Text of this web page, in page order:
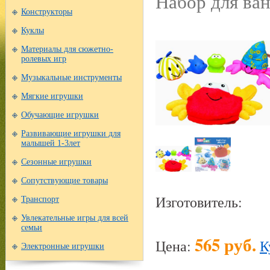
Конструкторы
Куклы
Материалы для сюжетно-
ролевых игр
Музыкальные инструменты
Мягкие игрушки
Обучающие игрушки
Развивающие игрушки для
малышей 1-3лет
Сезонные игрушки
Сопутствующие товары
Транспорт
Увлекательные игры для всей
семьи
Электронные игрушки
Изготовитель:
Цена: 565 руб.